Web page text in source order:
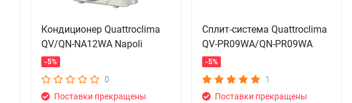
Кондиционер Quattroclima
QV/QN-NA12WA Napoli
-5%
0
Поставки прекращены
Сплит-система Quattroclima
QV-PR09WA/QN-PR09WA
-5%
1
Поставки прекращены